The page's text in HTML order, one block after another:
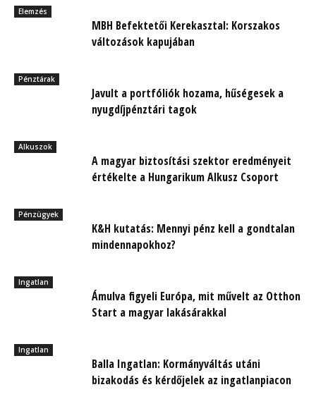
Elemzés
MBH Befektetői Kerekasztal: Korszakos
változások kapujában
Pénztárak
Javult a portfóliók hozama, hűségesek a
nyugdíjpénztári tagok
Alkuszok
A magyar biztosítási szektor eredményeit
értékelte a Hungarikum Alkusz Csoport
Pénzügyek
K&H kutatás: Mennyi pénz kell a gondtalan
mindennapokhoz?
Ingatlan
Ámulva figyeli Európa, mit művelt az Otthon
Start a magyar lakásárakkal
Ingatlan
Balla Ingatlan: Kormányváltás utáni
bizakodás és kérdőjelek az ingatlanpiacon